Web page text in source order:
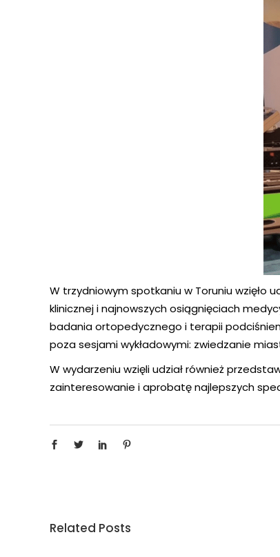
W trzydniowym spotkaniu w Toruniu wzięło
klinicznej i najnowszych osiągnięciach
badania ortopedycznego i terapii
poza sesjami wykładowymi: zwiedzanie
W wydarzeniu wzięli udział również
zainteresowanie i aprobatę najlepszych
Related Posts